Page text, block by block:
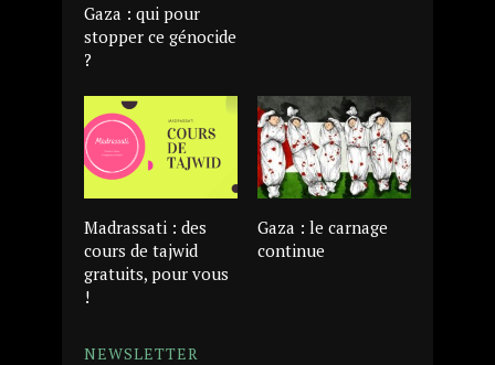
Gaza : qui pour
stopper ce génocide
?
Madrassati : des
cours de tajwid
gratuits, pour vous
!
Gaza : le carnage
continue
NEWSLETTER